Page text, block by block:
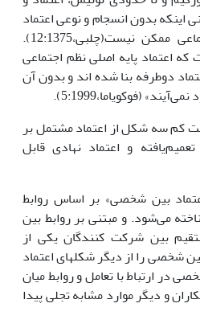
بدون انسجام و نوعی اعتماد
اجتماعی، پایداری نظم اجتماعی ممکن نیست(چلبی،12:1375).
اعتماد پایه اصلی نظم اجتماعی
دوطرفه بنا شده اند و بدون آن
(فوکویاما،5:1999).
کم سه شکل از اعتماد مشتمل بر
و اعتماد نهادی قابل
بین شخصی» بر اساس روابط
می‌شود. و مبتنی بر روابط بین
بین شرکت کنندگان یکی از
شخصی را از دیگر شکلهای اعتماد
در ارتباط با تعامل و روابط میان
و دیگر موارد مشابه تجلی پیدا